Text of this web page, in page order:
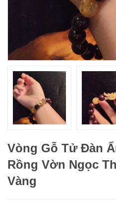
Vòng Gỗ Tử Đàn
Rồng Vờn Ngọc
Vàng